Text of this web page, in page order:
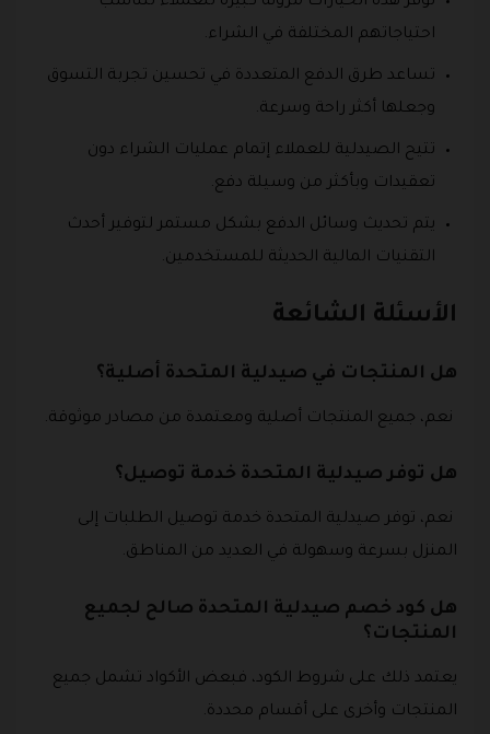
احتياجاتهم المختلفة في الشراء.
تساعد طرق الدفع المتعددة في تحسين تجربة التسوق
وجعلها أكثر راحة وسرعة.
تتيح الصيدلية للعملاء إتمام عمليات الشراء دون
تعقيدات وبأكثر من وسيلة دفع.
يتم تحديث وسائل الدفع بشكل مستمر لتوفير أحدث
التقنيات المالية الحديثة للمستخدمين.
الأسئلة الشائعة
هل المنتجات في صيدلية المتحدة أصلية؟
نعم، جميع المنتجات أصلية ومعتمدة من مصادر موثوقة.
هل توفر صيدلية المتحدة خدمة توصيل؟
نعم، توفر صيدلية المتحدة خدمة توصيل الطلبات إلى
المنزل بسرعة وسهولة في العديد من المناطق.
هل كود خصم صيدلية المتحدة صالح لجميع
المنتجات؟
يعتمد ذلك على شروط الكود، فبعض الأكواد تشمل جميع
المنتجات وأخرى على أقسام محددة.